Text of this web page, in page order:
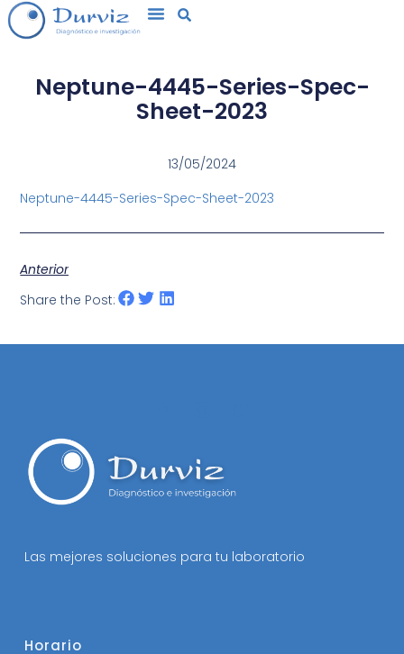
Neptune-4445-Series-Spec-
Sheet-2023
13/05/2024
Neptune-4445-Series-Spec-Sheet-2023
Anterior
Share the Post:
Las mejores soluciones para tu laboratorio
Horario